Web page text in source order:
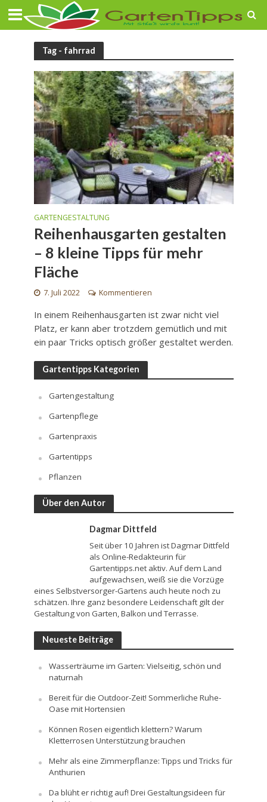
Tag - fahrrad
GARTENGESTALTUNG
Reihenhausgarten gestalten
– 8 kleine Tipps für mehr
Fläche
7. Juli 2022 Kommentieren
In einem Reihenhausgarten ist zwar nicht viel
Platz, er kann aber trotzdem gemütlich und mit
ein paar Tricks optisch größer gestaltet werden.
Gartentipps Kategorien
Gartengestaltung
Gartenpflege
Gartenpraxis
Gartentipps
Pflanzen
Über den Autor
Dagmar Dittfeld
Seit über 10 Jahren ist Dagmar Dittfeld
als Online-Redakteurin für
Gartentipps.net aktiv. Auf dem Land
aufgewachsen, weiß sie die Vorzüge
eines Selbstversorger-Gartens auch heute noch zu
schätzen. Ihre ganz besondere Leidenschaft gilt der
Gestaltung von Garten, Balkon und Terrasse.
Neueste Beiträge
Wasserträume im Garten: Vielseitig, schön und
naturnah
Bereit für die Outdoor-Zeit! Sommerliche Ruhe-
Oase mit Hortensien
Können Rosen eigentlich klettern? Warum
Kletterrosen Unterstützung brauchen
Mehr als eine Zimmerpflanze: Tipps und Tricks für
Anthurien
Da blüht er richtig auf! Drei Gestaltungsideen für